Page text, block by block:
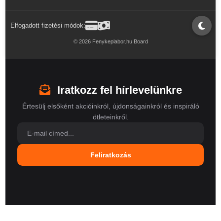
Elfogadott fizetési módok:
© 2026 Fenykeplabor.hu Board
Iratkozz fel hírlevelünkre
Értesülj elsőként akcióinkról, újdonságainkról és inspiráló
ötleteinkről.
Feliratkozás